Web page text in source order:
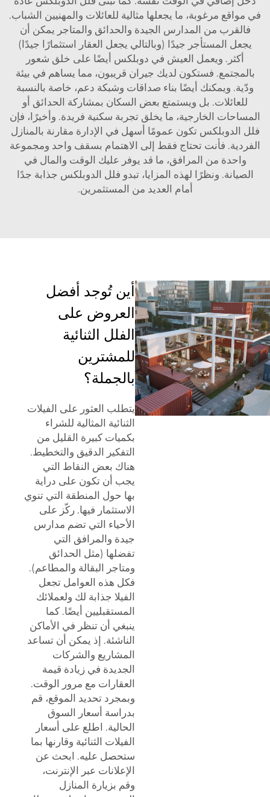
في مواقع مرغوبة، ما يجعلها مثالية للعائلات والمهنيين الشباب.
فالقرب من المدارس الجيدة والحدائق والمتاجر يمكن أن
يجعل المستأجر جيدًا (وبالتالي يجعل العقار استثمارًا جيدًا)
أكثر. ويعمل العيش في دوبلكس أيضًا على خلق شعور
بالمجتمع. فستكون لديك جيران قريبون، مما يساهم في بيئة
ودّية. ويمكنك أيضًا بناء صداقات وشبكة دعم، خاصة بالنسبة
للعائلات. بل ويستمتع بعض السكان بمشاركة الحدائق أو
المساحات الخارجية، ما يخلق تجربة سكنية فريدة. وأخيرًا، فإن
فلل الدوبلكس تكون عمومًا أسهل في الإدارة مقارنة بالمنازل
الفردية. فأنت تحتاج فقط إلى الاهتمام بسقف واحد ومجموعة
واحدة من المرافق، ما قد يوفر عليك الوقت والمال في
الصيانة. ونظرًا لهذه المزايا، تبدو فلل الدوبلكس جذابة جدًا
أمام العديد من المستثمرين.
أين تُوجد أفضل
العروض على
الفلل الثنائية
للمشترين
بالجملة؟
يتطلب العثور على الفيلات
الثنائية المثالية للشراء
بكميات كبيرة القليل من
التفكير الدقيق والتخطيط.
هناك بعض النقاط التي
يجب أن تكون على دراية
بها حول المنطقة التي تنوي
الاستثمار فيها. ركّز على
الأحياء التي تضم مدارس
جيدة والمرافق التي
تفضلها (مثل الحدائق
ومتاجر البقالة والمطاعم).
فكل هذه العوامل تجعل
الفيلا جذابة لك ولعملائك
المستقبليين أيضًا. كما
ينبغي أن تنظر في الأماكن
الناشئة. إذ يمكن أن تساعد
المشاريع والشركات
الجديدة في زيادة قيمة
العقارات مع مرور الوقت.
وبمجرد تحديد الموقع، قم
بدراسة أسعار السوق
الحالية. اطلع على أسعار
الفيلات الثنائية وقارنها بما
ستحصل عليه. ابحث عن
الإعلانات عبر الإنترنت،
وقم بزيارة المنازل